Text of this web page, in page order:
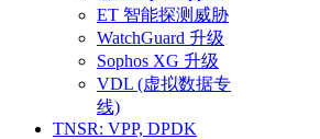
ET 智能探测威胁
WatchGuard 升级
Sophos XG 升级
VDL (虚拟数据专
线)
TNSR: VPP, DPDK